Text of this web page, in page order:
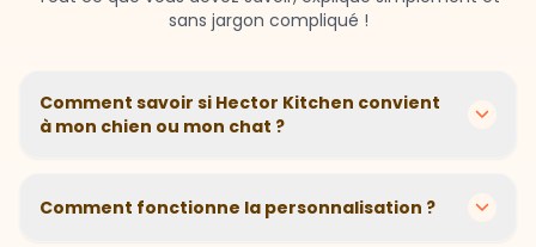
sans jargon compliqué !
Comment savoir si Hector Kitchen convient
à mon chien ou mon chat ?
recettes personnalisées selon l'âge, la race, le poids et
les sensibilités de votre compagnon. Si votre animal a
Comment fonctionne la personnalisation ?